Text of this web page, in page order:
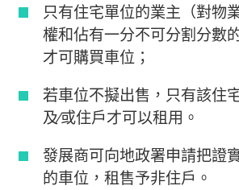
只有住宅單位的業主（對物
權和佔有一分不可分割分數
才可購買車位；
若車位不擬出售，只有該住
及∕或住戶才可以租用。
發展商可向地政署申請把證
的車位，租售予非住戶。